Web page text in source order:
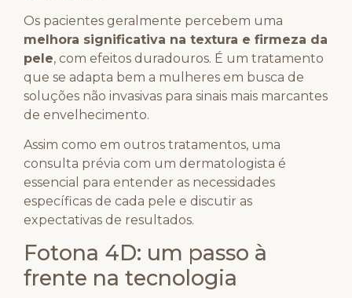
Os pacientes geralmente percebem uma
melhora significativa na textura e firmeza da
pele, com efeitos duradouros. É um tratamento
que se adapta bem a mulheres em busca de
soluções não invasivas para sinais mais marcantes
de envelhecimento.
Assim como em outros tratamentos, uma
consulta prévia com um dermatologista é
essencial para entender as necessidades
específicas de cada pele e discutir as
expectativas de resultados.
Fotona 4D: um passo à
frente na tecnologia